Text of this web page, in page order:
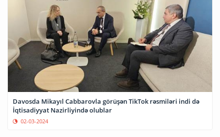
Davosda Mikayıl Cabbarovla görüşən TikTok rəsmiləri indi də
İqtisadiyyat Nazirliyində olublar
02-03-2024